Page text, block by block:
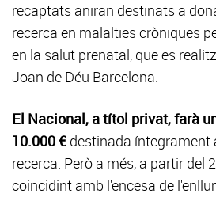
recaptats aniran destinats a
recerca en malalties cròniques
en la salut prenatal, que es
Joan de Déu Barcelona.
El Nacional, a títol privat, farà
10.000 € destinada íntegrament
recerca. Però a més, a partir del
coincidint amb l'encesa de